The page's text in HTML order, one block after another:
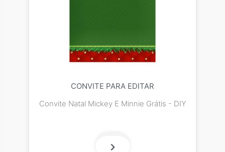
CONVITE PARA EDITAR
Convite Natal Mickey E Minnie Grátis - DIY